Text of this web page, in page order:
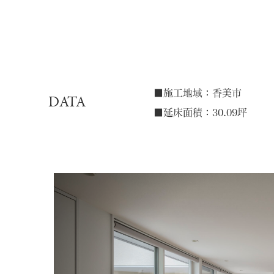
DATA
■施工地域：香美市
■延床面積：30.09坪